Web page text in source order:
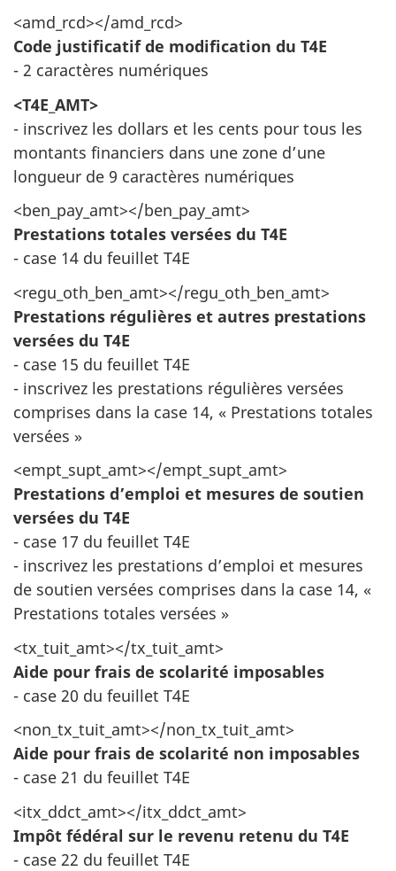
<amd_rcd></amd_rcd>
Code justificatif de modification du T4E
- 2 caractères numériques
<T4E_AMT>
- inscrivez les dollars et les cents pour tous les
montants financiers dans une zone d’une
longueur de 9 caractères numériques
<ben_pay_amt></ben_pay_amt>
Prestations totales versées du T4E
- case 14 du feuillet T4E
<regu_oth_ben_amt></regu_oth_ben_amt>
Prestations régulières et autres prestations
versées du T4E
- case 15 du feuillet T4E
- inscrivez les prestations régulières versées
comprises dans la case 14, « Prestations totales
versées »
<empt_supt_amt></empt_supt_amt>
Prestations d’emploi et mesures de soutien
versées du T4E
- case 17 du feuillet T4E
- inscrivez les prestations d’emploi et mesures
de soutien versées comprises dans la case 14, «
Prestations totales versées »
<tx_tuit_amt></tx_tuit_amt>
Aide pour frais de scolarité imposables
- case 20 du feuillet T4E
<non_tx_tuit_amt></non_tx_tuit_amt>
Aide pour frais de scolarité non imposables
- case 21 du feuillet T4E
<itx_ddct_amt></itx_ddct_amt>
Impôt fédéral sur le revenu retenu du T4E
- case 22 du feuillet T4E